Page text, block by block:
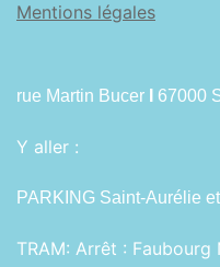
Mentions légales
rue Martin Bucer 67000
Y aller :
PARKING Saint-Aurélie
TRAM: Arrêt : Faubourg